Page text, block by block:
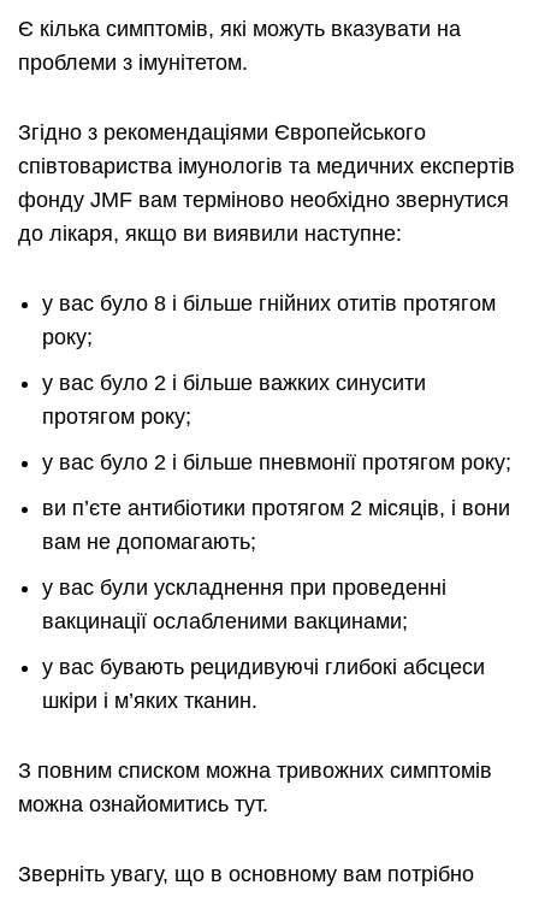
Є кілька симптомів, які можуть вказувати на
проблеми з імунітетом.
Згідно з рекомендаціями Європейського
співтовариства імунологів та медичних експертів
фонду JMF вам терміново необхідно звернутися
до лікаря, якщо ви виявили наступне:
у вас було 8 і більше гнійних отитів протягом
року;
у вас було 2 і більше важких синусити
протягом року;
у вас було 2 і більше пневмонії протягом року;
ви п’єте антибіотики протягом 2 місяців, і вони
вам не допомагають;
у вас були ускладнення при проведенні
вакцинації ослабленими вакцинами;
у вас бувають рецидивуючі глибокі абсцеси
шкіри і м’яких тканин.
З повним списком можна тривожних симптомів
можна ознайомитись тут.
Зверніть увагу, що в основному вам потрібно